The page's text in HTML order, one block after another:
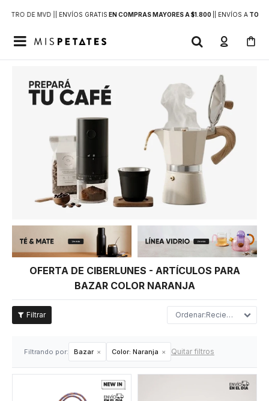
DE MVD | | ENVÍOS GRATIS EN COMPRAS MAYORES A $1.800 | ENVÍOS ATODO

OFERTA DE CIBERLUNES - ARTÍCULOS PARA
BAZAR COLOR NARANJA
Recientes
Filtrando por: Bazar Color: Naranja Quitar filtros